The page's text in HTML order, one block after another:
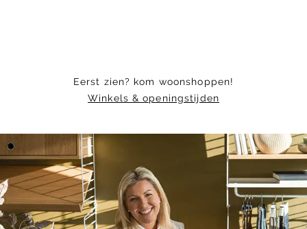
Eerst zien? kom woonshoppen!
Winkels & openingstijden